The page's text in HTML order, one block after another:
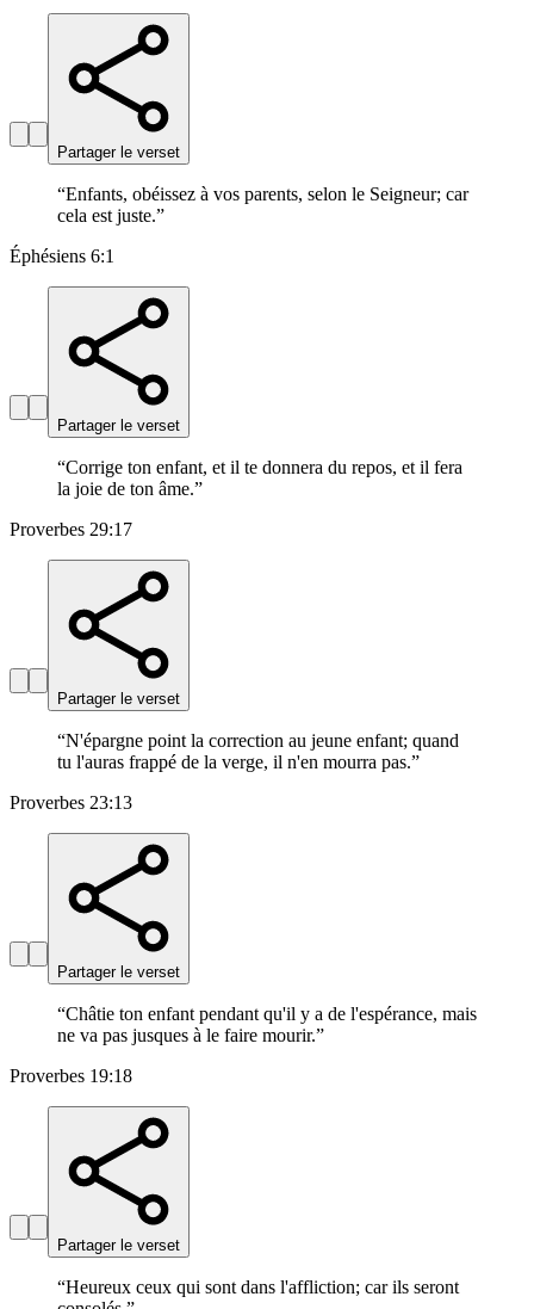
Partager le verset
“Enfants, obéissez à vos parents, selon le Seigneur; car
cela est juste.”
Éphésiens 6:1
Partager le verset
“Corrige ton enfant, et il te donnera du repos, et il fera
la joie de ton âme.”
Proverbes 29:17
Partager le verset
“N'épargne point la correction au jeune enfant; quand
tu l'auras frappé de la verge, il n'en mourra pas.”
Proverbes 23:13
Partager le verset
“Châtie ton enfant pendant qu'il y a de l'espérance, mais
ne va pas jusques à le faire mourir.”
Proverbes 19:18
Partager le verset
“Heureux ceux qui sont dans l'affliction; car ils seront